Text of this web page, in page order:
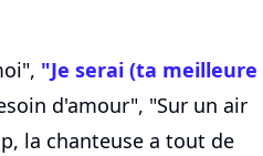
"Je serai (ta meilleure
d'amour", "Sur un air
la chanteuse a tout de